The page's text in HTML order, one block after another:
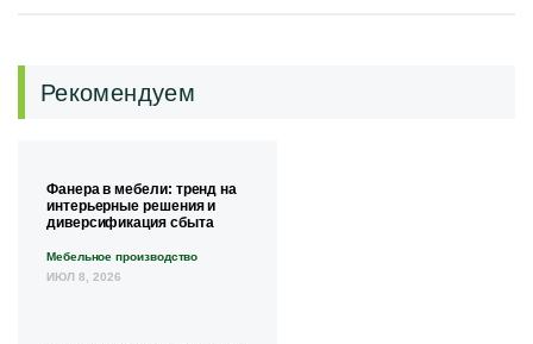
Рекомендуем
Фанера в мебели: тренд на
интерьерные решения и
диверсификация сбыта
Мебельное производство
ИЮЛ 8, 2026